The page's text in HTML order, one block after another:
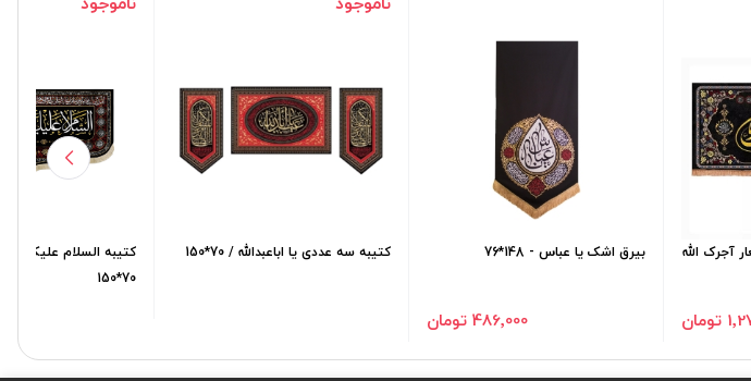
آجرک الله
بیرق اشک یا عباس - 148*76
486٬000 تومان
کتیبه سه عددی یا اباعبدالله / 70*150
کتیبه السلام علیک یا
70*150